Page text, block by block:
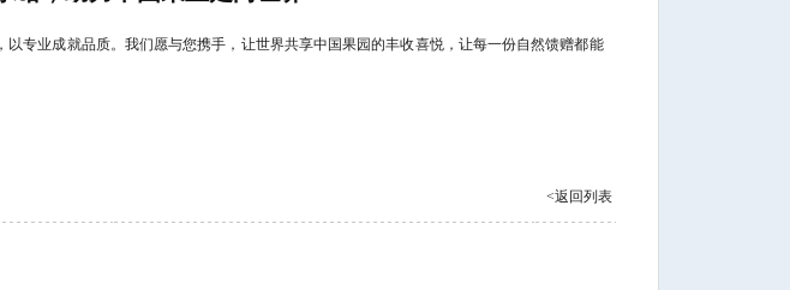
专业成就品质。我们愿与您携手，让世界共享中国果园的丰收喜悦，让每一份自然馈赠都能
<返回列表